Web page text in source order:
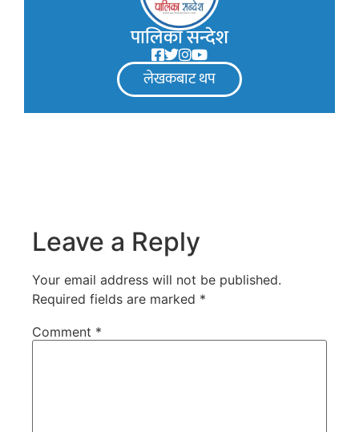
पालिका सन्देश
लेखकबाट थप
Leave a Reply
Your email address will not be published.
Required fields are marked *
Comment *